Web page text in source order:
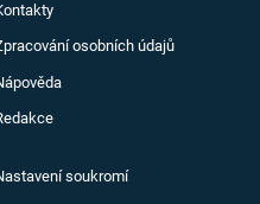
osobních údajů
soukromí